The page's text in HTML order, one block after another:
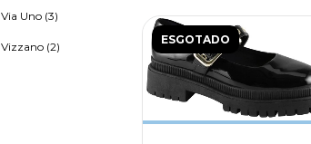
Via Uno (3)
Vizzano (2)
ESGOTADO